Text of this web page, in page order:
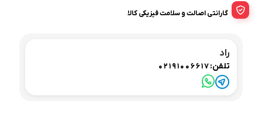
گارانتی اصالت و سلامت فیزیکی کالا
راد
تلفن:02191006617